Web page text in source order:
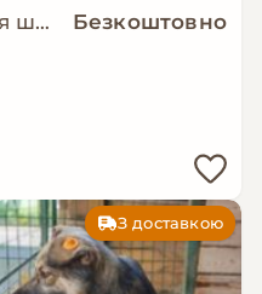
Муха маленька собаня шукає дім Безкоштовно
З доставкою